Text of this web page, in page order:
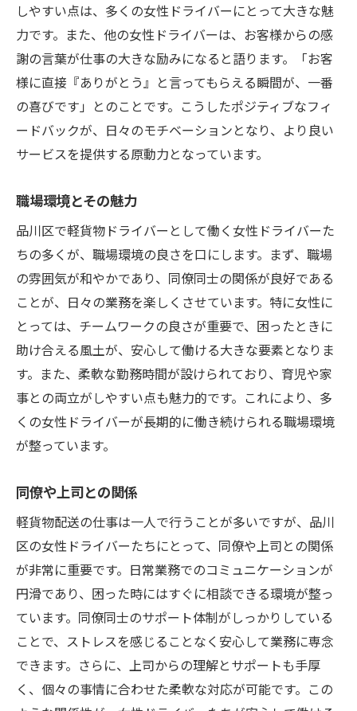
配送先での対応
休憩時間の過ごし方
午後の業務と工夫
一日の終わりと振り返り
休日の過ごし方・リフレッシュ法
軽貨物配送と育児を両立する品川区の女性ドラ
育児と仕事のスケジュール管理
子供との時間を大切にする方法
保育園や学校との連携
家族のサポート体制
仕事と育児のバランスの取り方
子供への影響とその対策
女性軽貨物ドライバーが品川区で仕事を選んだ
軽貨物配送に惹かれたポイント
品川区の交通アクセスと便利さ
他の職種と比較してのメリット
地域のサポート体制
仕事を通じて得た地域のつながり
品川区で軽貨物配送をする女性ドライバーのリ
アルな日常
一日のスケジュール例
日々の業務とその工夫
しやすい点は、多くの女性ドライバーにとって大きな魅
力です。また、他の女性ドライバーは、お客様からの感
謝の言葉が仕事の大きな励みになると語ります。「お客
様に直接『ありがとう』と言ってもらえる瞬間が、一番
の喜びです」とのことです。こうしたポジティブなフィ
ードバックが、日々のモチベーションとなり、より良い
サービスを提供する原動力となっています。
職場環境とその魅力
品川区で軽貨物ドライバーとして働く女性ドライバーた
ちの多くが、職場環境の良さを口にします。まず、職場
の雰囲気が和やかであり、同僚同士の関係が良好である
ことが、日々の業務を楽しくさせています。特に女性に
とっては、チームワークの良さが重要で、困ったときに
助け合える風土が、安心して働ける大きな要素となりま
す。また、柔軟な勤務時間が設けられており、育児や家
事との両立がしやすい点も魅力的です。これにより、多
くの女性ドライバーが長期的に働き続けられる職場環境
が整っています。
同僚や上司との関係
軽貨物配送の仕事は一人で行うことが多いですが、品川
区の女性ドライバーたちにとって、同僚や上司との関係
が非常に重要です。日常業務でのコミュニケーションが
円滑であり、困った時にはすぐに相談できる環境が整っ
ています。同僚同士のサポート体制がしっかりしている
ことで、ストレスを感じることなく安心して業務に専念
できます。さらに、上司からの理解とサポートも手厚
く、個々の事情に合わせた柔軟な対応が可能です。この